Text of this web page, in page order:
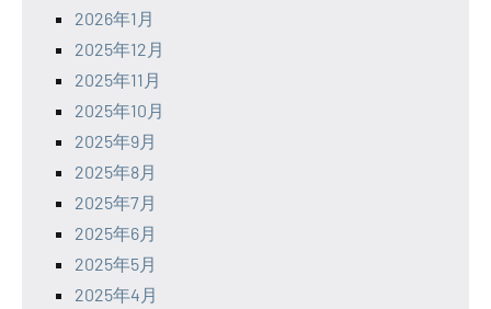
2026年1月
2025年12月
2025年11月
2025年10月
2025年9月
2025年8月
2025年7月
2025年6月
2025年5月
2025年4月